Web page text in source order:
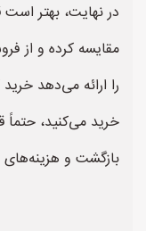
در نهایت، بهتر
مقایسه کرده و از
را ارائه می‌دهد
خرید می‌کنید، حتماً
بازگشت و